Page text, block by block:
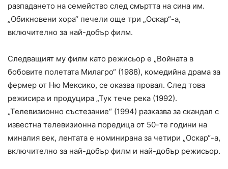
разпадането на семейство след смъртта на сина им.
„Обикновени хора“ печели още три „Оскар“-а,
включително за най-добър филм.
Следващият му филм като режисьор е „Войната в
бобовите полетата Милагро“ (1988), комедийна драма за
фермер от Ню Мексико, се оказва провал. След това
режисира и продуцира „Тук тече река (1992).
„Телевизионно състезание“ (1994) разказва за скандал с
известна телевизионна поредица от 50-те години на
миналия век, лентата е номинирана за четири „Оскар“-а,
включително за най-добър филм и най-добър режисьор.